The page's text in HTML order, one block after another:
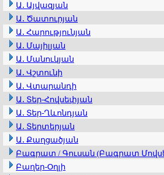
Ա․ Այվազյան
Ա․ Ծատուրյան
Ա․ Հարությունյան
Ա․ Մայիլյան
Ա․ Մանուկյան
Ա․ Վշտունի
Ա․ Վտարանդի
Ա․ Տեր-Հովսեփյան
Ա․ Տեր-Ղևոնդյան
Ա․ Տերտերյան
Ա․ Քաղցածյան
Բագրատ / Գուսան (Բագրատ
Բաղեր-Օղլի